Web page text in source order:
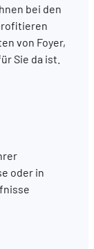
bei den
von Foyer,
Sie da ist.
oder in